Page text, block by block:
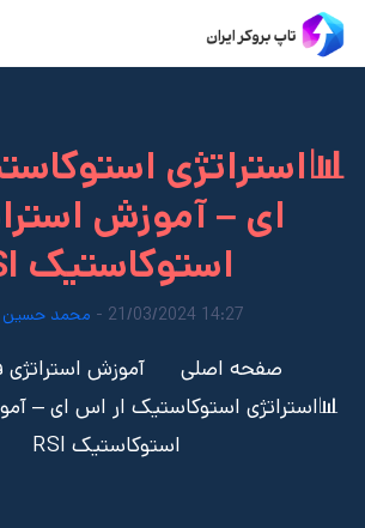
📊استراتژی
ای – آموزش
استوکاستیک RSI
14:27 21/03/2024 - محمد حسین
صفحه اصلی
آموزش
📊استراتژی استوکاستیک ار اس ای –
استوکاستیک RSI